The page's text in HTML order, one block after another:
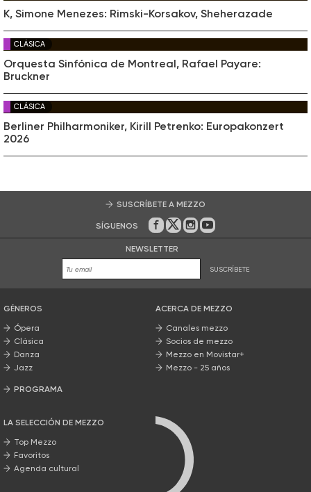
K, Simone Menezes: Rimski-Korsakov, Sheherazade
CLÁSICA
Orquesta Sinfónica de Montreal, Rafael Payare:
Bruckner
CLÁSICA
Berliner Philharmoniker, Kirill Petrenko: Europakonzert
2026
SUSCRÍBETE A MEZZO
SÍGUENOS En Facebook
En Twitter
En Instagram
En Youtube
NEWSLETTER
SUSCRÍBETE
GÉNEROS
Ópera
Clásica
Danza
Jazz
PROGRAMA
LA SELECCIÓN DE MEZZO
Top Mezzo
Favoritos
Agenda cultural
ACERCA DE MEZZO
Canales mezzo
Socios de mezzo
Mezzo en Movistar+
Mezzo - 25 años